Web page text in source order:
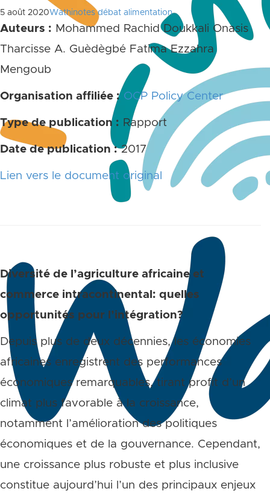
5 août 2020Wathinotes débat alimentation
Auteurs : Mohammed Rachid Doukkali Onasis
Tharcisse A. Guèdègbé Fatima Ezzahra
Mengoub
Organisation affiliée : OCP Policy Center
Type de publication : Rapport
Date de publication :2017
Lien vers le document original
Diversité de l’agriculture africaine et
commerce intracontinental: quelles
opportunités pour l’intégration?
Depuis plus de deux décennies, les économies
africaines enregistrent des performances
économiques remarquables, tirant profit d’un
climat plus favorable à la croissance,
notamment l’amélioration des politiques
économiques et de la gouvernance. Cependant,
une croissance plus robuste et plus inclusive
constitue aujourd’hui l’un des principaux enjeux